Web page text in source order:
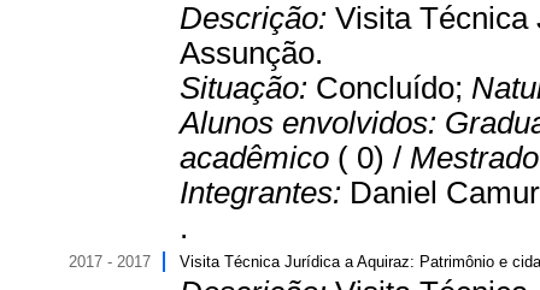
Descrição: Visita Técnica
Assunção.
Situação: Concluído;
Alunos envolvidos:
acadêmico ( 0) /
Integrantes: Daniel
.
2017 - 2017 Visita Técnica Jurídica a Aquiraz: Patrimônio e